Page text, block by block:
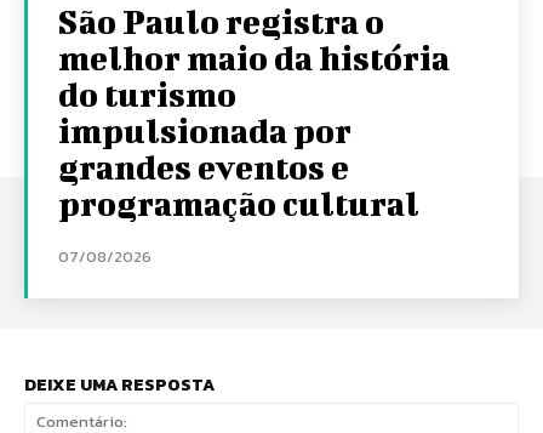
São Paulo registra o
melhor maio da história
do turismo
impulsionada por
grandes eventos e
programação cultural
07/08/2026
DEIXE UMA RESPOSTA